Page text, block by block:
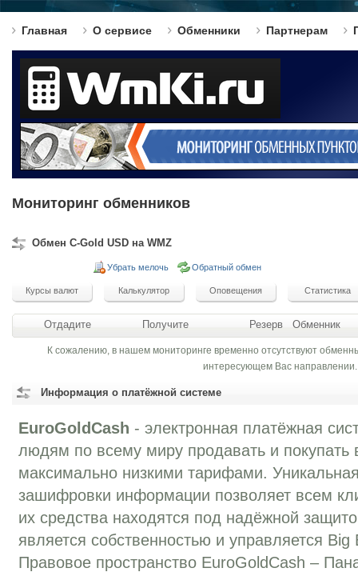
Главная О сервисе Обменники Партнерам
Мониторинг обменников
Обмен C-Gold USD на WMZ
Убрать мелочь Обратный обмен
Отдадите Получите Резерв Обменник
К сожалению, в нашем мониторинге временно отсутствуют
интересующем Вас направлении.
Информация о платёжной системе
EuroGoldCash - электронная платёжная
людям по всему миру продавать и покупать
максимально низкими тарифами.
зашифровки информации позволяет всем
их средства находятся под надёжной
является собственностью и управляется
Правовое пространство EuroGoldCash –